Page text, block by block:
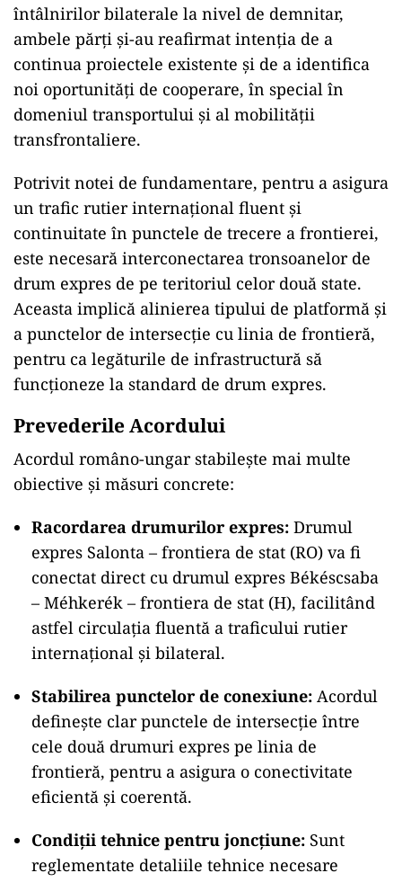
întâlnirilor bilaterale la nivel de demnitar,
ambele părți și-au reafirmat intenția de a
continua proiectele existente și de a identifica
noi oportunități de cooperare, în special în
domeniul transportului și al mobilității
transfrontaliere.
Potrivit notei de fundamentare, pentru a asigura
un trafic rutier internațional fluent și
continuitate în punctele de trecere a frontierei,
este necesară interconectarea tronsoanelor de
drum expres de pe teritoriul celor două state.
Aceasta implică alinierea tipului de platformă și
a punctelor de intersecție cu linia de frontieră,
pentru ca legăturile de infrastructură să
funcționeze la standard de drum expres.
Prevederile Acordului
Acordul româno-ungar stabilește mai multe
obiective și măsuri concrete:
Racordarea drumurilor expres: Drumul
expres Salonta – frontiera de stat (RO) va fi
conectat direct cu drumul expres Békéscsaba
– Méhkerék – frontiera de stat (H), facilitând
astfel circulația fluentă a traficului rutier
internațional și bilateral.
Stabilirea punctelor de conexiune: Acordul
definește clar punctele de intersecție între
cele două drumuri expres pe linia de
frontieră, pentru a asigura o conectivitate
eficientă și coerentă.
Condiții tehnice pentru joncțiune: Sunt
reglementate detaliile tehnice necesare